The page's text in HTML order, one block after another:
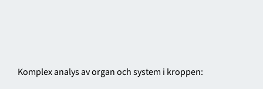
Komplex analys av organ och system i kroppen: